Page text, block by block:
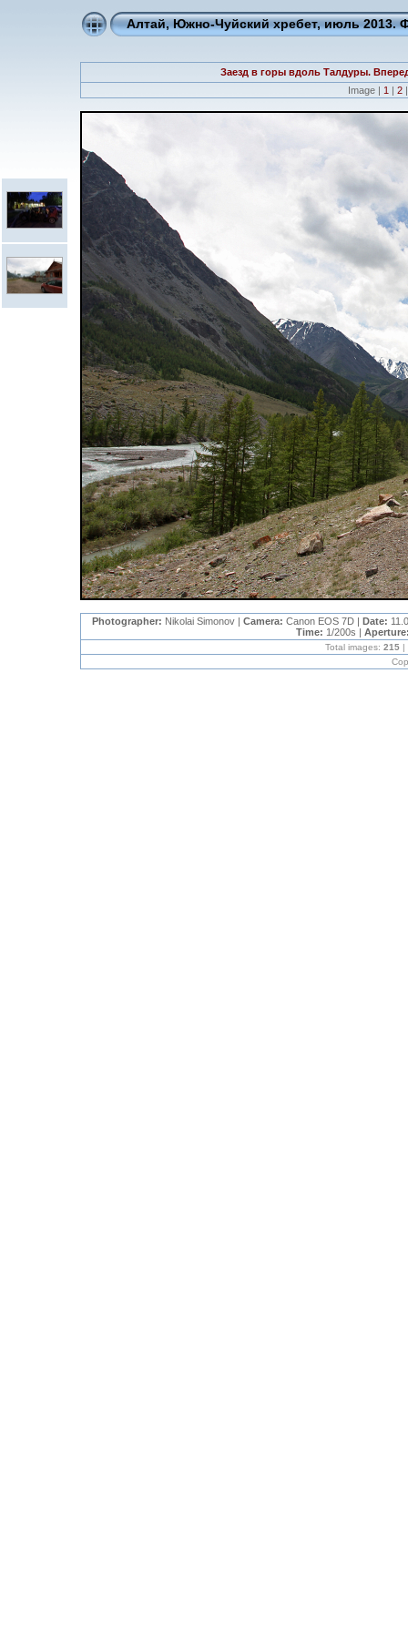
Алтай, Южно-Чуйский хребет, июль 2013.
Заезд в горы вдоль Талдуры.
Image | 1 | 2 |
Photographer: Nikolai Simonov | Camera: Canon EOS 7D | Date:
Time: 1/200s |
Total images: 215|